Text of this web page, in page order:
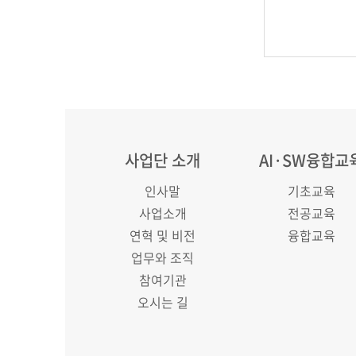
사업단 소개
인사말
사업소개
연혁 및 비전
업무와 조직
참여기관
오시는 길
AI·SW융합교
기초교육
전공교육
융합교육